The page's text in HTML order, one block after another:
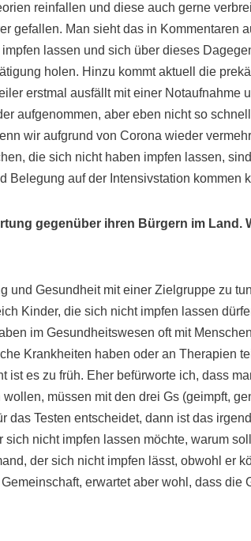
reinfallen und diese auch gerne
gefallen. Man sieht das in Kommentaren
lassen und sich über dieses
holen. Hinzu kommt aktuell die
erstmal ausfällt mit einer Notaufnahme
aufgenommen, aber eben nicht so
wir aufgrund von Corona wieder
die sich nicht haben impfen lassen,
Belegung auf der Intensivstation kommen
gegenüber ihren Bürgern im Land.
und Gesundheit mit einer Zielgruppe zu
Kinder, die sich nicht impfen lassen
im Gesundheitswesen oft mit
Krankheiten haben oder an Therapien
ist es zu früh. Eher befürworte ich, dass
müssen mit den drei Gs (geimpft,
das Testen entscheidet, dann ist das
nicht impfen lassen möchte, warum
der sich nicht impfen lässt, obwohl er
erwartet aber wohl, dass die